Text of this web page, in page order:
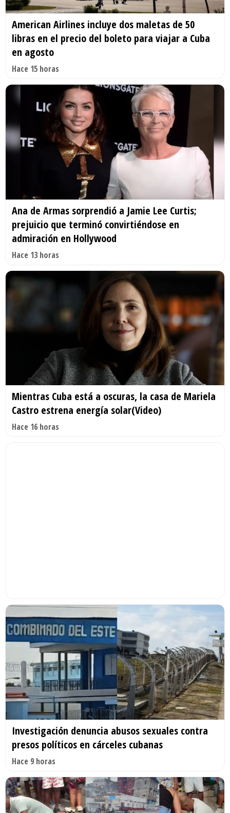
American Airlines incluye dos maletas de 50
libras en el precio del boleto para viajar a Cuba
en agosto
Hace 15 horas
Ana de Armas sorprendió a Jamie Lee Curtis;
prejuicio que terminó convirtiéndose en
admiración en Hollywood
Hace 13 horas
Mientras Cuba está a oscuras, la casa de Mariela
Castro estrena energía solar(Video)
Hace 16 horas
Investigación denuncia abusos sexuales contra
presos políticos en cárceles cubanas
Hace 9 horas